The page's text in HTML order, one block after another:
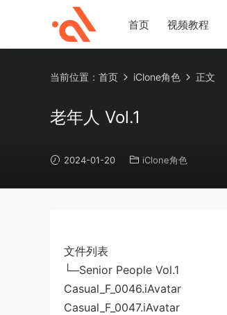
首页 视频教程
当前位置： 首页 iClone角色 正文
老年人 Vol.1
2024-01-20 iClone角色
文件列表
└─Senior People Vol.1
Casual_F_0046.iAvatar
Casual_F_0047.iAvatar